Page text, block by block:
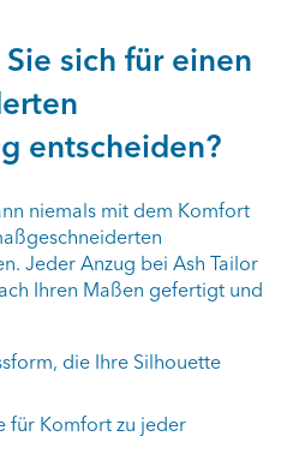
sich für einen
entscheiden?
niemals mit dem Komfort
Jeder Anzug bei Ash Tailor
Ihren Maßen gefertigt und
die Ihre Silhouette
für Komfort zu jeder